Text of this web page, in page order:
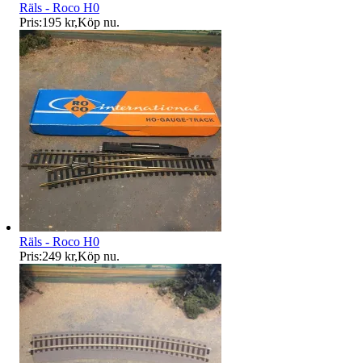
Räls - Roco H0
Pris:195 kr,Köp nu.
Räls - Roco H0
Pris:249 kr,Köp nu.